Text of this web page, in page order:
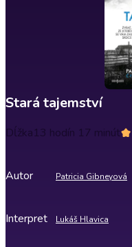
Stará tajemství
Dĺžka13 hodín 17 minút
Autor Patricia Gibneyová
Interpret Lukáš Hlavica